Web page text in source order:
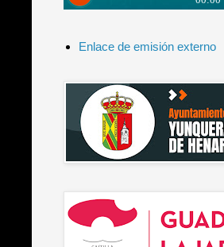
Enlace de emisión externo